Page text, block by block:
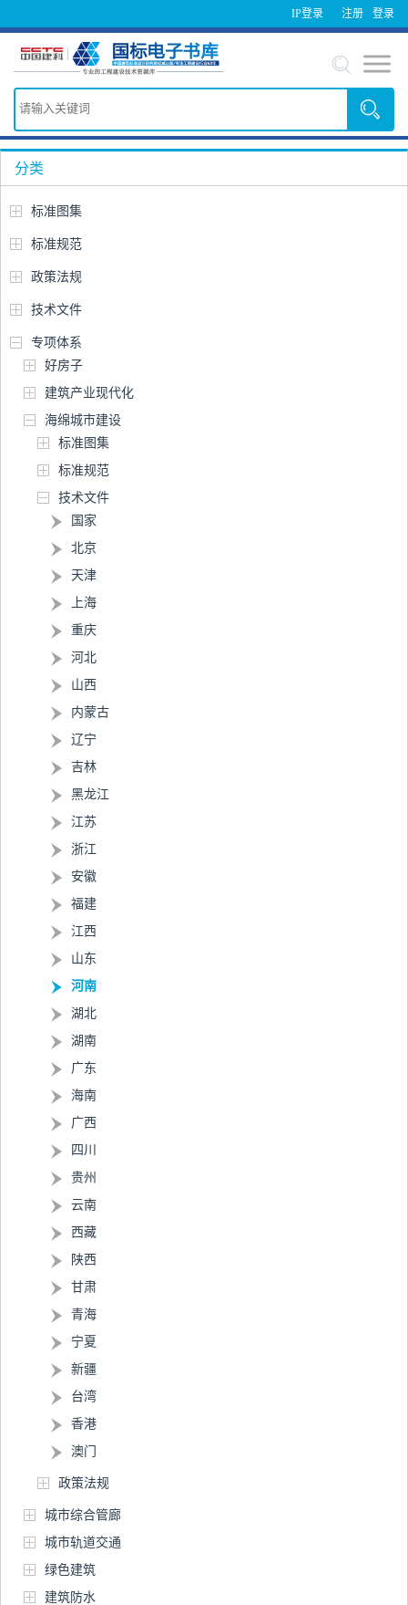
IP登录 登录
注册
分类
标准图集
标准规范
政策法规
技术文件
专项体系
好房子
建筑产业现代化
海绵城市建设
标准图集
标准规范
技术文件
国家
北京
天津
上海
重庆
河北
山西
内蒙古
辽宁
吉林
黑龙江
江苏
浙江
安徽
福建
江西
山东
河南
湖北
湖南
广东
海南
广西
四川
贵州
云南
西藏
陕西
甘肃
青海
宁夏
新疆
台湾
香港
澳门
政策法规
城市综合管廊
城市轨道交通
绿色建筑
建筑防水